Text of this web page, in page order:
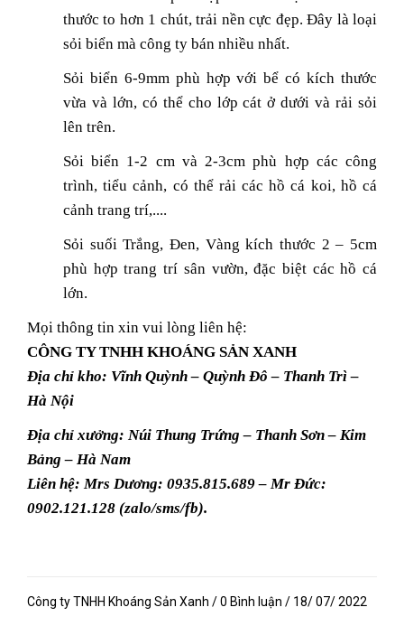
thước to hơn 1 chút, trải nền cực đẹp. Đây là loại
sỏi biển mà công ty bán nhiều nhất.
Sỏi biển 6-9mm phù hợp với bể có kích thước
vừa và lớn, có thể cho lớp cát ở dưới và rải sỏi
lên trên.
Sỏi biển 1-2 cm và 2-3cm phù hợp các công
trình, tiểu cảnh, có thể rải các hồ cá koi, hồ cá
cảnh trang trí,....
Sỏi suối Trắng, Đen, Vàng kích thước 2 – 5cm
phù hợp trang trí sân vườn, đặc biệt các hồ cá
lớn.
Mọi thông tin xin vui lòng liên hệ:
CÔNG TY TNHH KHOÁNG SẢN XANH
Địa chỉ kho: Vĩnh Quỳnh – Quỳnh Đô – Thanh Trì –
Hà Nội
Địa chỉ xưởng: Núi Thung Trứng – Thanh Sơn – Kim
Bảng – Hà Nam
Liên hệ: Mrs Dương: 0935.815.689 – Mr Đức:
0902.121.128 (zalo/sms/fb).
Công ty TNHH Khoáng Sản Xanh / 0 Bình luận / 18/ 07/ 2022